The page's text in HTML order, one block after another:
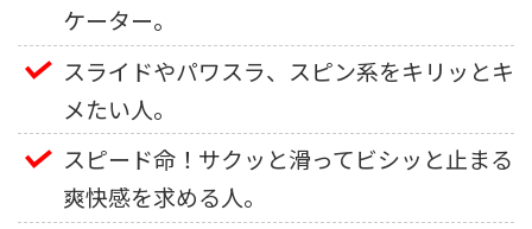
ケーター。
スライドやパワスラ、スピン系をキリッとキ
メたい人。
スピード命！サクッと滑ってビシッと止まる
爽快感を求める人。